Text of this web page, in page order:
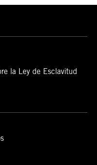
la Ley de Esclavitud